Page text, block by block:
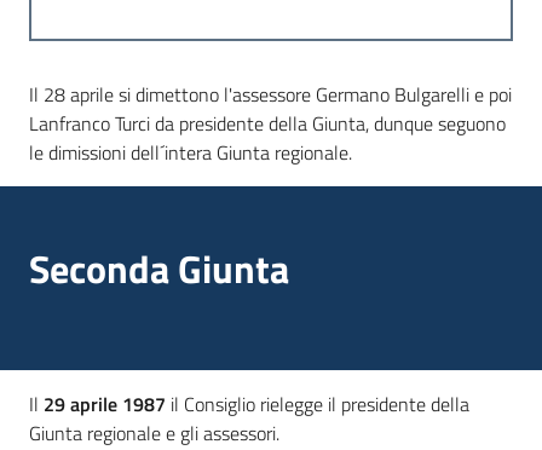
Il 28 aprile si dimettono l'assessore Germano Bulgarelli e poi
Lanfranco Turci da presidente della Giunta, dunque seguono
le dimissioni dell´intera Giunta regionale.
Seconda Giunta
Il 29 aprile 1987 il Consiglio rielegge il presidente della
Giunta regionale e gli assessori.